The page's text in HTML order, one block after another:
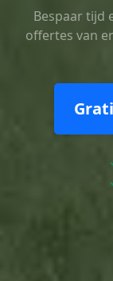
Bespaar tijd
offertes van